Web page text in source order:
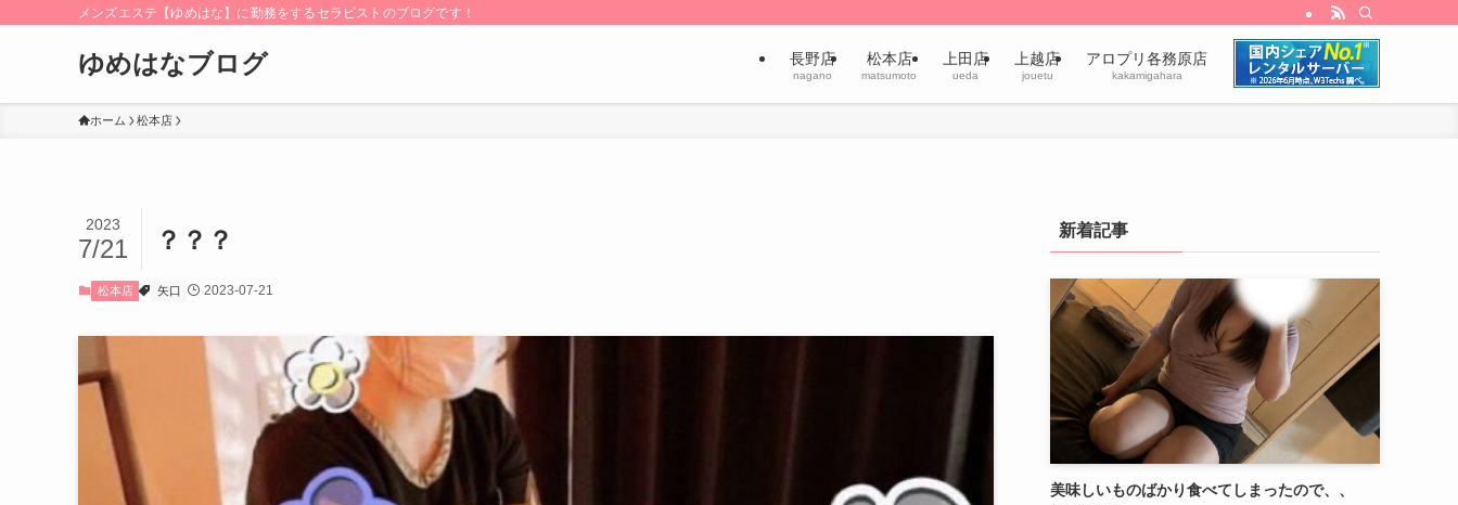
メンズエステ【ゆめはな】に勤務をするセラピストのブログです！
ゆめはなブログ 長野店
nagano
松本店
matsumoto
上田店
ueda
上越店
jouetu
アロプリ各務原店
kakamigahara
ホーム 松本店
？？？
2023
7/21
松本店 矢口 2023-07-21
新着記事
美味しいものばかり食べてしまったので、、